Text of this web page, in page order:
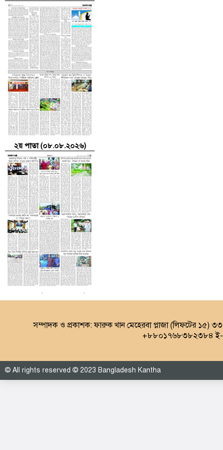
২য় পাতা (০৮.০৮.২০২৬)
সম্পাদক ও প্রকাশক: ফারুক খান মেহেরবা প্লাজা (লিফটের ১৫)
+৮৮০১৭৬৮৩৮২৩৮৪ ই-
© All rights reserved © 2023 Bangladesh Kantha